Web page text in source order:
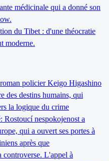
médicinale qui a donné son
du Tibet : d'une théocratie
moderne.
policier Keigo Higashino
des destins humains, qui
la logique du crime
nespokojenost a
qui a ouvert ses portes à
après que
L'appel à